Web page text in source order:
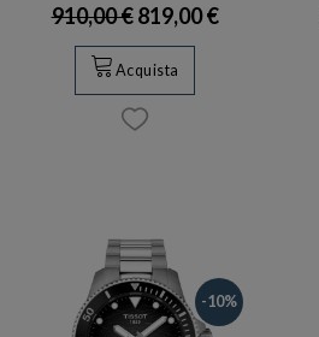
910,00 €819,00 €
Acquista
-10%